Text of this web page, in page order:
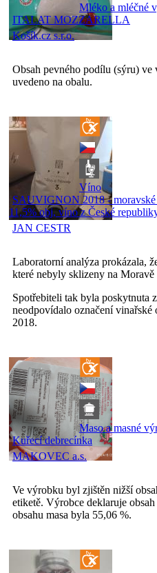
Mléko a mléčné
ITALAT MOZZARELLA
Košík.cz s.r.o.
Obsah pevného podílu (sýru)
uvedeno na obalu.
Víno
SAUVIGNON 2018 - moravské
11,5% obj, víno z České
JAN CESTR
Laboratorní analýza prokázala,
které nebyly sklizeny na Moravě
Spotřebiteli tak byla poskytnuta
neodpovídalo označení
2018.
Maso a masné
Kuřecí debrecínka
MAKOVEC a.s.
Ve výrobku byl zjištěn nižší
etiketě. Výrobce deklaruje
obsahu masa byla 55,06 %.